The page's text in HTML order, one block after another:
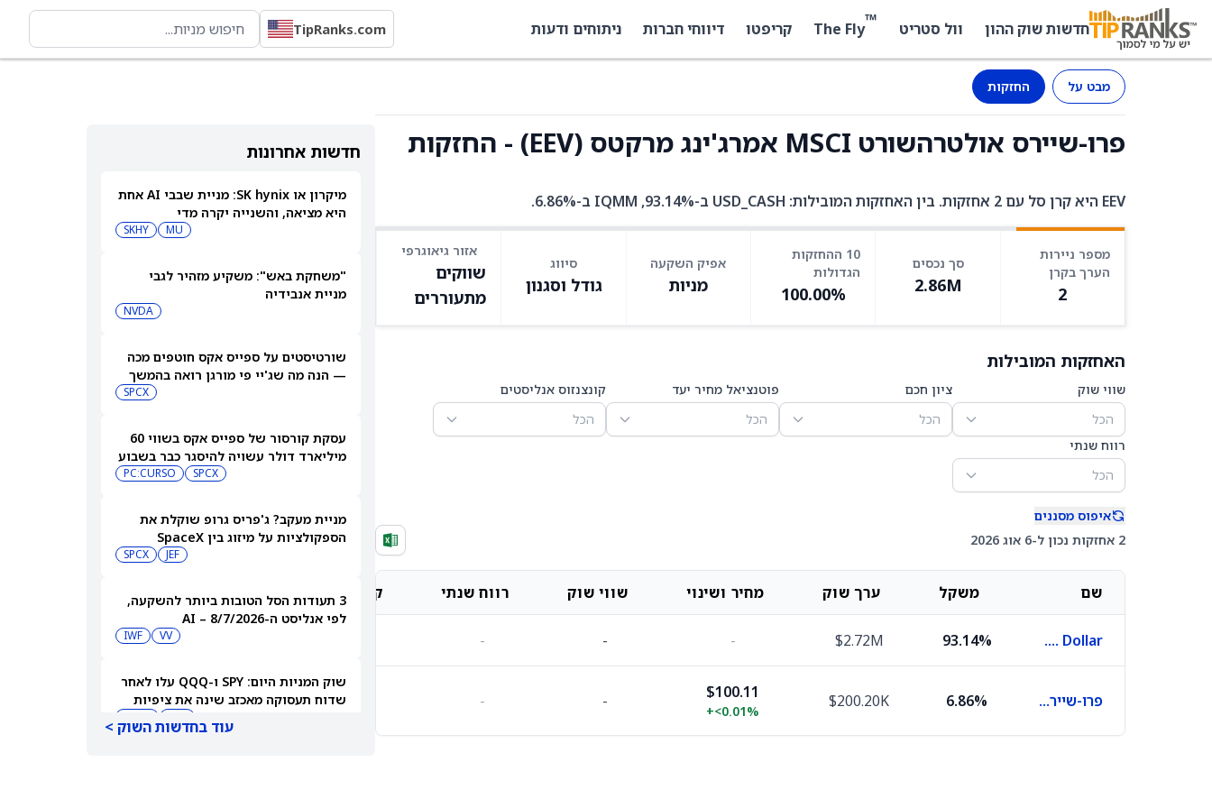
חדשות שוק ההון וול סטריט ™
The Fly קריפטו דיווחי חברות ניתוחים ודעות TipRanks.com
מבט על החזקות
פרו-שיירס אולטרהשורט MSCI אמרג'ינג מרקטס (EEV) - החזקות
EEV היא קרן סל עם 2 אחזקות. בין האחזקות המובילות: USD_CASH ב-93.14%, IQMM ב-6.86%.
מספר ניירות
הערך בקרן
2
סך נכסים
2.86M
10 ההחזקות
הגדולות
100.00%
אפיק השקעה
מניות
סיווג
גודל וסגנון
אזור גיאוגרפי
שווקים
מתעוררים
האחזקות המובילות
שווי שוק
הכל
ציון חכם
הכל
פוטנציאל מחיר יעד
הכל
קונצנזוס אנליסטים
הכל
רווח שנתי
הכל
איפוס מסננים
2 אחזקות נכון ל-6 אוג 2026
שם משקל ערך שוק מחיר ושינוי שווי שוק רווח שנתי קונצנזוס אנליסטים מחיר יעד אנליסטים
U.S. Dollar
93.14%
$2.72M
-
-
-
-
פרו-שיירס ג'יניוס מאני מרקט 6.86%
$200.20K
$100.11
+<0.01%
-
-
-
-
חדשות אחרונות
מיקרון או SK hynix: מניית שבבי AI אחת
היא מציאה, והשנייה יקרה מדי
MU
SKHY
"משחקת באש": משקיע מזהיר לגבי
מניית אנבידיה
NVDA
שורטיסטים על ספייס אקס חוטפים מכה
— הנה מה שג'יי פי מורגן רואה בהמשך
SPCX
עסקת קורסור של ספייס אקס בשווי 60
מיליארד דולר עשויה להיסגר כבר בשבוע
SPCX
PC:CURSO
מניית מעקב? ג'פריס גרופ שוקלת את
הספקולציות על מיזוג בין SpaceX
JEF
SPCX
3 תעודות הסל הטובות ביותר להשקעה,
לפי אנליסט ה-AI – 8/7/2026
VV
IWF
שוק המניות היום: SPY ו-QQQ עלו לאחר
שדוח תעסוקה מאכזב שינה את ציפיות
עוד בחדשות השוק >